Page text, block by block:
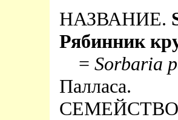
НАЗВАНИЕ.
Рябинник
= Sorbaria
Палласа.